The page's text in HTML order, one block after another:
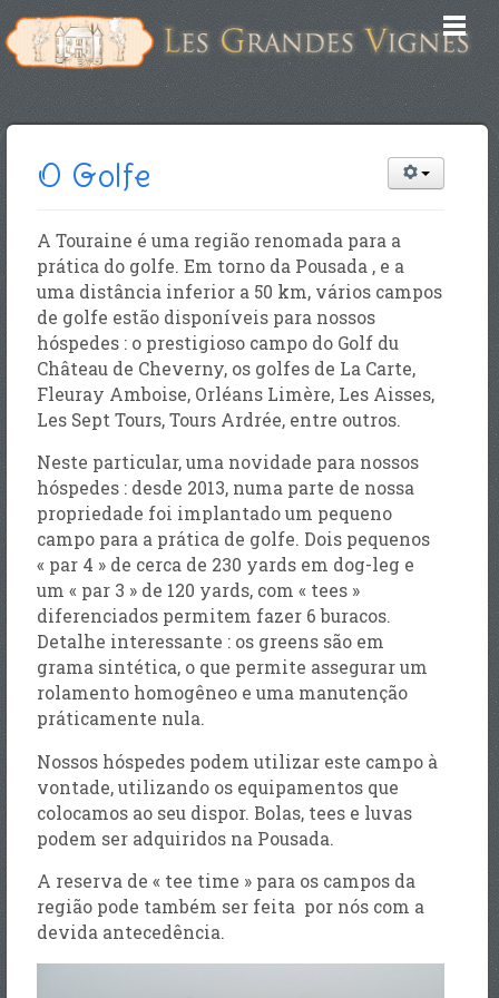
O Golfe
A Touraine é uma região renomada para a
prática do golfe. Em torno da Pousada , e a
uma distância inferior a 50 km, vários campos
de golfe estão disponíveis para nossos
hóspedes : o prestigioso campo do Golf du
Château de Cheverny, os golfes de La Carte,
Fleuray Amboise, Orléans Limère, Les Aisses,
Les Sept Tours, Tours Ardrée, entre outros.
Neste particular, uma novidade para nossos
hóspedes : desde 2013, numa parte de nossa
propriedade foi implantado um pequeno
campo para a prática de golfe. Dois pequenos
« par 4 » de cerca de 230 yards em dog-leg e
um « par 3 » de 120 yards, com « tees »
diferenciados permitem fazer 6 buracos.
Detalhe interessante : os greens são em
grama sintética, o que permite assegurar um
rolamento homogêneo e uma manutenção
práticamente nula.
Nossos hóspedes podem utilizar este campo à
vontade, utilizando os equipamentos que
colocamos ao seu dispor. Bolas, tees e luvas
podem ser adquiridos na Pousada.
A reserva de « tee time » para os campos da
região pode também ser feita por nós com a
devida antecedência.